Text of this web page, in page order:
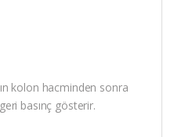
kolon hacminden sonra
basınç gösterir.